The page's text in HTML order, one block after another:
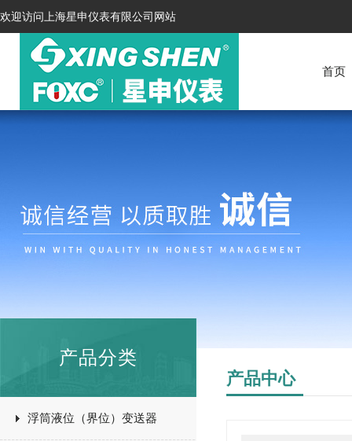
欢迎访问上海星申仪表有限公司网站
首页
产品分类
浮筒液位（界位）变送器
产品中心